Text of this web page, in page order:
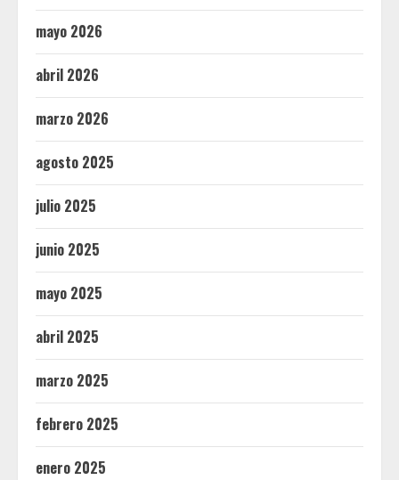
mayo 2026
abril 2026
marzo 2026
agosto 2025
julio 2025
junio 2025
mayo 2025
abril 2025
marzo 2025
febrero 2025
enero 2025